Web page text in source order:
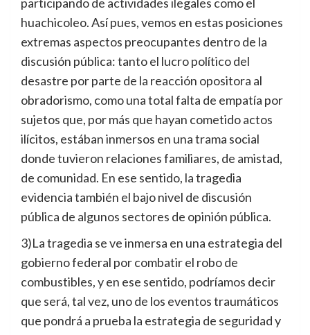
huachicoleo. Así pues, vemos en estas posiciones
extremas aspectos preocupantes dentro de la
discusión pública: tanto el lucro político del
desastre por parte de la reacción opositora al
obradorismo, como una total falta de empatía por
sujetos que, por más que hayan cometido actos
ilícitos, estában inmersos en una trama social
donde tuvieron relaciones familiares, de amistad,
de comunidad. En ese sentido, la tragedia
evidencia también el bajo nivel de discusión
pública de algunos sectores de opinión pública.
3)La tragedia se ve inmersa en una estrategia del
gobierno federal por combatir el robo de
combustibles, y en ese sentido, podríamos decir
que será, tal vez, uno de los eventos traumáticos
que pondrá a prueba la estrategia de seguridad y